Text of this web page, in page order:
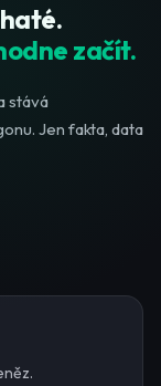
začít.
stává
Jen fakta, data